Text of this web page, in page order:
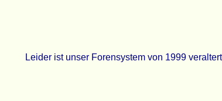
Leider ist unser Forensystem von 1999